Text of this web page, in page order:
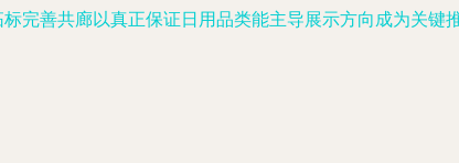
完善共廊以真正保证日用品类能主导展示方向成为关键